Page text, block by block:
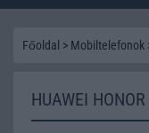
Főoldal > Mobiltelefonok
HUAWEI